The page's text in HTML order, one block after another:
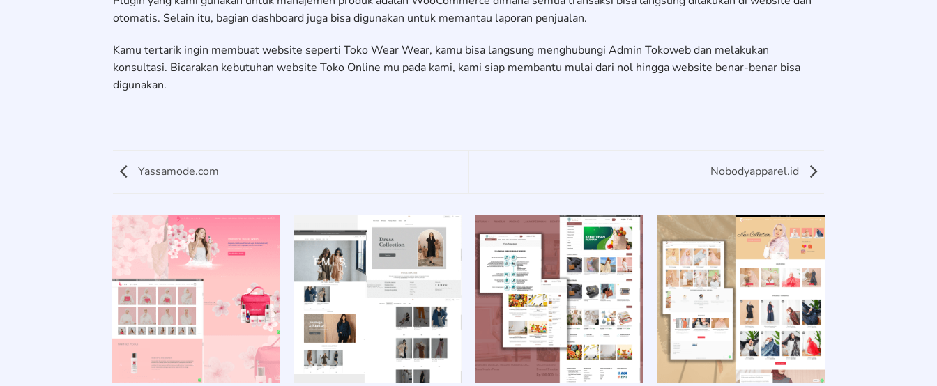
otomatis. Selain itu, bagian dashboard juga bisa digunakan untuk memantau laporan penjualan.
Kamu tertarik ingin membuat website seperti Toko Wear Wear, kamu bisa langsung menghubungi Admin Tokoweb dan melakukan
konsultasi. Bicarakan kebutuhan website Toko Online mu pada kami, kami siap membantu mulai dari nol hingga website benar-benar bisa
digunakan.
Yassamode.com Nobodyapparel.id